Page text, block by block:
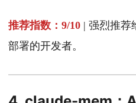
推荐指数：9/10 | 强烈推荐
部署的开发者。